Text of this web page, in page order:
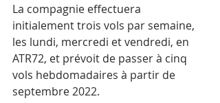
La compagnie effectuera
initialement trois vols par semaine,
les lundi, mercredi et vendredi, en
ATR72, et prévoit de passer à cinq
vols hebdomadaires à partir de
septembre 2022.